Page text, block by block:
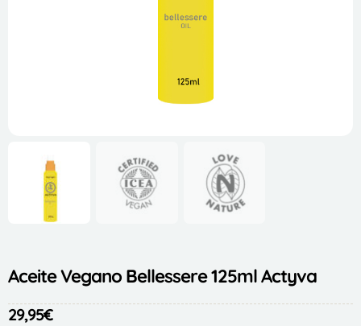
Aceite Vegano Bellessere 125ml Actyva
29,95€